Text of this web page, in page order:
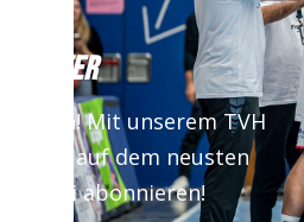
Mit unserem TVH
auf dem neusten
abonnieren!